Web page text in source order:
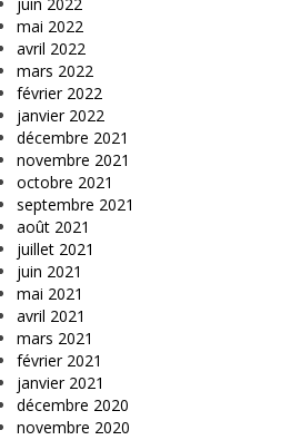
mai 2022
avril 2022
mars 2022
février 2022
janvier 2022
décembre 2021
novembre 2021
octobre 2021
septembre 2021
août 2021
juillet 2021
juin 2021
mai 2021
avril 2021
mars 2021
février 2021
janvier 2021
décembre 2020
novembre 2020